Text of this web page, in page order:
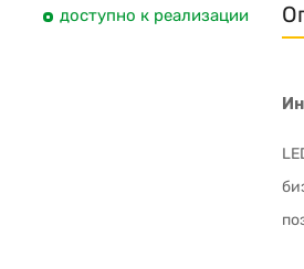
доступно к реализации